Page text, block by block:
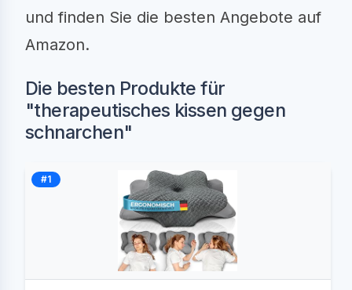
und finden Sie die besten Angebote auf
Amazon.
Die besten Produkte für
"therapeutisches kissen gegen
schnarchen"
#1